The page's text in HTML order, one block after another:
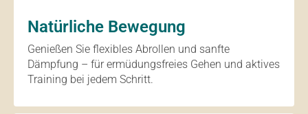
Natürliche Bewegung
Genießen Sie flexibles Abrollen und sanfte
Dämpfung – für ermüdungsfreies Gehen und aktives
Training bei jedem Schritt.